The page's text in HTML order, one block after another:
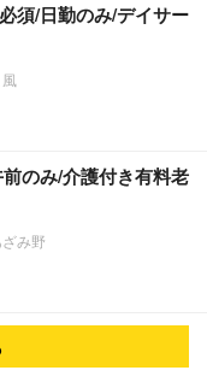
須/日勤のみ/デイサー
のみ/介護付き有料老
み野